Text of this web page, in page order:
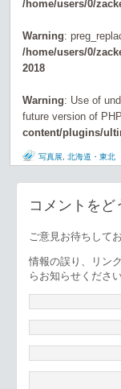
/home/users/0/
Warning:
/home/users/0/
2018
Warning: Use of
future version of
content/plugins/
写真展 北海道・東北
コメントをど
ご意見お待ちして
情報の誤り、リン
らお知らせください